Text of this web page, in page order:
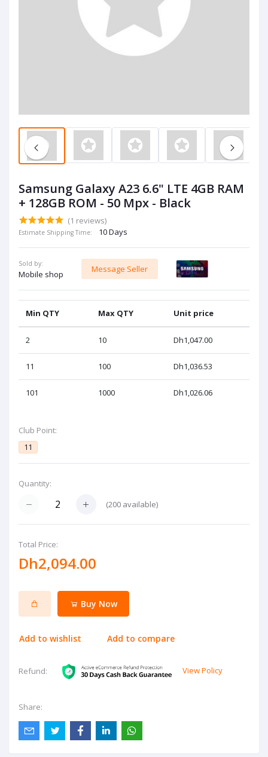
Samsung Galaxy A23 6.6" LTE 4GB RAM
+ 128GB ROM - 50 Mpx - Black
(1 reviews)
Estimate Shipping Time: 10 Days
Sold by:
Mobile shop
Message Seller
Min QTY Max QTY Unit price
2 10 Dh1,047.00
11 100 Dh1,036.53
101 1000 Dh1,026.06
Club Point:
11
Quantity:
(200 available)
Total Price:
Dh2,094.00
Buy Now
Add to wishlist Add to compare
Refund: View Policy
Share: